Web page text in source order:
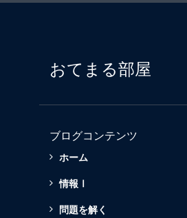
おてまる部屋
ブログコンテンツ
ホーム
情報Ⅰ
問題を解く